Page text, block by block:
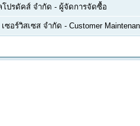
โปรดัคส์ จำกัด - ผู้จัดการจัดซื้อ
ซอร์วิสเซส จำกัด - Customer